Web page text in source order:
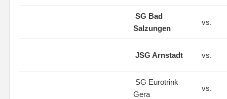
SG Bad
Salzungen
vs.
JSG Arnstadt vs.
SG Eurotrink
Gera
vs.